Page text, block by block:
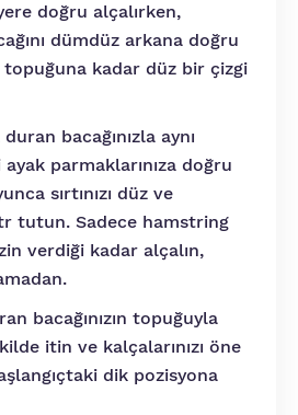
doğru alçalırken,
dümdüz arkana doğru
topuğuna kadar düz bir çizgi
bacağınızla aynı
parmaklarınıza doğru
sırtınızı düz ve
tutun. Sadece hamstring
verdiği kadar alçalın,
bacağınızın topuğuyla
itin ve kalçalarınızı öne
dik pozisyona